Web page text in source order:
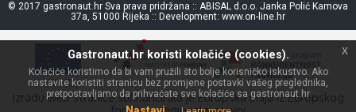
© 2017 gastronaut.hr Sva prava pridržana :: ABISAL d.o.o. Janka Polić Kamova
37a, 51000 Rijeka :: Development: www.on-line.hr
Izradu web stranice sufinancirala je Europska unija iz Europskog
Gastronaut.hr koristi kolačiće (cookies).
Kolačiće koristimo da bi vam pružili što bolje korisničko iskustvo. Ako
nastavite koristiti stranicu bez promjene postavki vašeg preglednika,
pretpostavljamo da prihvaćate sve kolačiće sa gastronaut.hr
x